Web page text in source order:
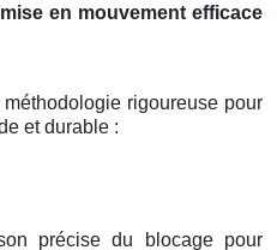
en mouvement efficace
rigoureuse pour
et durable :
précise du blocage pour